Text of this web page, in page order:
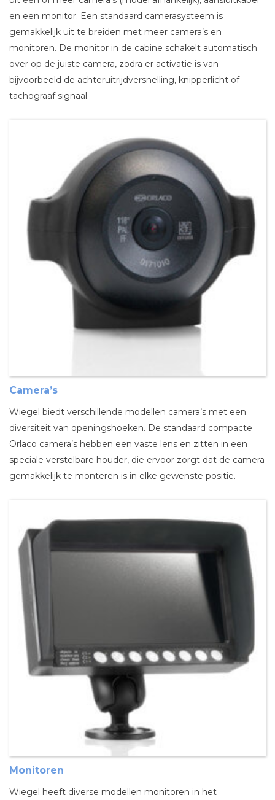
en een monitor. Een standaard camerasysteem is
gemakkelijk uit te breiden met meer camera’s en
monitoren. De monitor in de cabine schakelt automatisch
over op de juiste camera, zodra er activatie is van
bijvoorbeeld de achteruitrijdversnelling, knipperlicht of
tachograaf signaal.
Camera’s
Wiegel biedt verschillende modellen camera’s met een
diversiteit van openingshoeken. De standaard compacte
Orlaco camera’s hebben een vaste lens en zitten in een
speciale verstelbare houder, die ervoor zorgt dat de camera
gemakkelijk te monteren is in elke gewenste positie.
Monitoren
Wiegel heeft diverse modellen monitoren in het